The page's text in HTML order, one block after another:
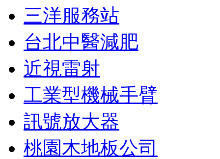
三洋服務站
台北中醫減肥
近視雷射
工業型機械手臂
訊號放大器
桃園木地板公司